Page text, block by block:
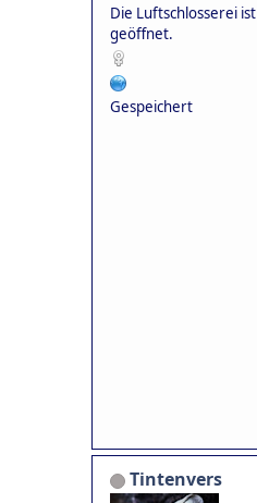
Die Luftschlosserei ist
geöffnet.
Gespeichert
Tintenvers